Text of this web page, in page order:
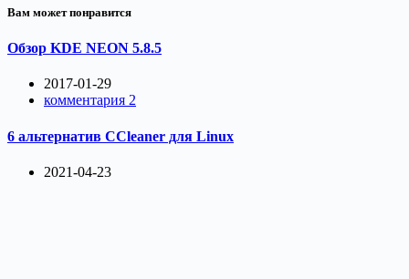
Вам может понравится
Обзор KDE NEON 5.8.5
2017-01-29
комментария 2
6 альтернатив CCleaner для Linux
2021-04-23